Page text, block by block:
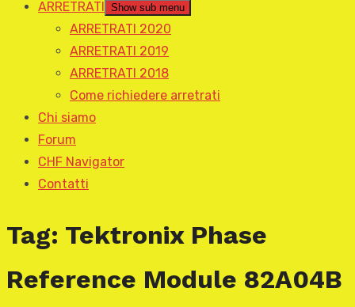
ARRETRATI
Show sub menu
ARRETRATI 2020
ARRETRATI 2019
ARRETRATI 2018
Come richiedere arretrati
Chi siamo
Forum
CHF Navigator
Contatti
Tag: Tektronix Phase
Reference Module 82A04B